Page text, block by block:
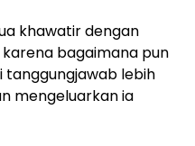
khawatir dengan
bagaimana pun
tanggungjawab lebih
mengeluarkan ia